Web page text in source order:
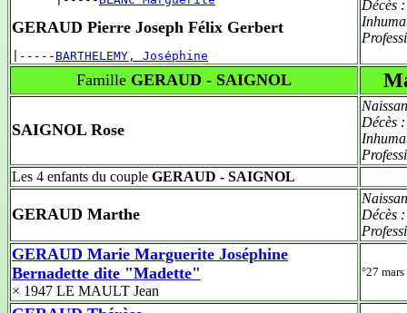
GERAUD Pierre Joseph Félix Gerbert
|----- BARTHELEMY, Joséphine
Décès
Famille GERAUD - SAIGNOL
SAIGNOL Rose
Décès
Les 4 enfants du couple GERAUD - SAIGNOL
GERAUD Marthe
Décès
GERAUD Marie Marguerite Joséphine
Bernadette dite "Madette"
× 1947 LE MAULT Jean
°27